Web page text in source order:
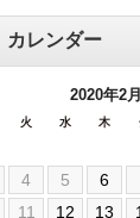
カレンダー
2020年2月
火 水 木
4 5 6
11 12 13